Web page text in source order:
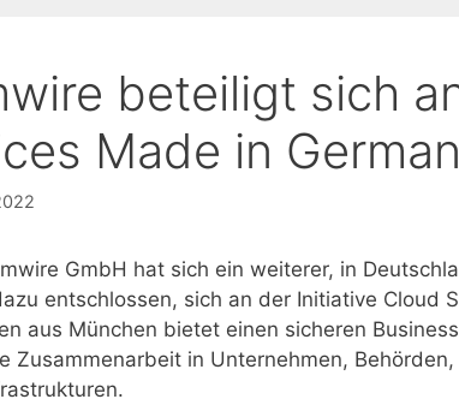
beteiligt sich
Made in
GmbH hat sich ein weiterer, in
entschlossen, sich an der Initiative Cloud
aus München bietet einen sicheren
Zusammenarbeit in Unternehmen,